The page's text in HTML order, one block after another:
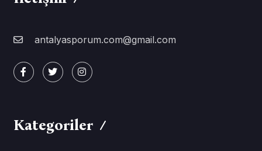
antalyasporum.com@gmail.com
Kategoriler